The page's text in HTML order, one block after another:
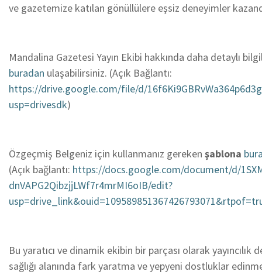
ve gazetemize katılan gönüllülere eşsiz deneyimler
Mandalina Gazetesi Yayın Ekibi hakkında daha detaylı
buradan ulaşabilirsiniz. (Açık Bağlantı:
https://drive.google.com/file/d/
usp=drivesdk)
Özgeçmiş Belgeniz için kullanmanız gereken şablona
(Açık bağlantı: https://docs.google.com/document/d/
dnVAPG2QibzjjLWf7r4mrMI6oIB/edit?
Bu yaratıcı ve dinamik ekibin bir parçası olarak yayıncılık
sağlığı alanında fark yaratma ve yepyeni dostluklar